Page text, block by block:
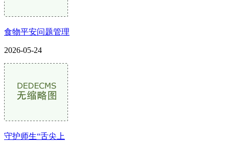
食物平安问题管理
2026-05-24
守护师生“舌尖上